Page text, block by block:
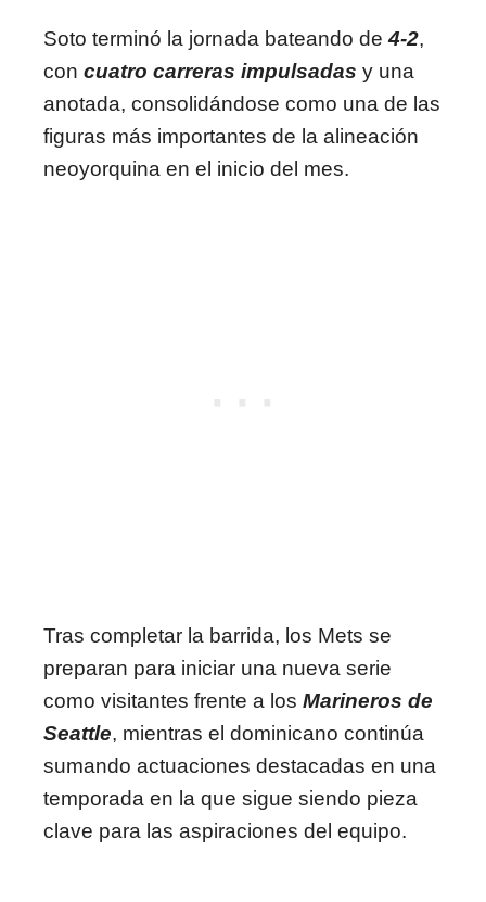
Soto terminó la jornada bateando de4-2,
con cuatro carreras impulsadas y una
anotada, consolidándose como una de las
figuras más importantes de la alineación
neoyorquina en el inicio del mes.
Tras completar la barrida, los Mets se
preparan para iniciar una nueva serie
como visitantes frente a los Marineros de
Seattle, mientras el dominicano continúa
sumando actuaciones destacadas en una
temporada en la que sigue siendo pieza
clave para las aspiraciones del equipo.